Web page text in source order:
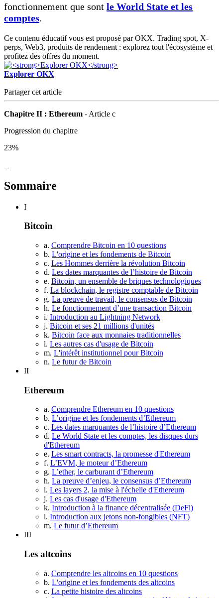
fonctionnement que sont le World State et les
comptes.
Ce contenu éducatif vous est proposé par OKX. Trading spot, X-
perps, Web3, produits de rendement : explorez tout l'écosystème et
profitez des offres du moment.
Explorer OKX
Partager cet article
Chapitre II : Ethereum - Article c
Progression du chapitre
23%
Sommaire
I
Bitcoin
a. Comprendre Bitcoin en 10 questions
b. L'origine et les fondements de Bitcoin
c. Les Hommes derrière la révolution Bitcoin
d. Les dates marquantes de l’histoire de Bitcoin
e. Bitcoin, un ensemble de briques technologiques
f. La blockchain, le registre comptable de Bitcoin
g. La preuve de travail, le consensus de Bitcoin
h. Le fonctionnement d’une transaction Bitcoin
i. Introduction au Lightning Network
j. Bitcoin et ses 21 millions d'unités
k. Bitcoin face aux monnaies traditionnelles
l. Les autres cas d'usage de Bitcoin
m. L'intérêt institutionnel pour Bitcoin
n. Le futur de Bitcoin
II
Ethereum
a. Comprendre Ethereum en 10 questions
b. L’origine et les fondements d’Ethereum
c. Les dates marquantes de l’histoire d’Ethereum
d. Le World State et les comptes, les disques durs
d'Ethereum
e. Les smart contracts, la promesse d'Ethereum
f. L’EVM, le moteur d’Ethereum
g. L’ether, le carburant d’Ethereum
h. La preuve d’enjeu, le consensus d’Ethereum
i. Les layers 2, la mise à l'échelle d'Ethereum
j. Les cas d'usage d'Ethereum
k. Introduction à la finance décentralisée (DeFi)
l. Introduction aux jetons non-fongibles (NFT)
m. Le futur d’Ethereum
III
Les altcoins
a. Comprendre les altcoins en 10 questions
b. L'origine et les fondements des altcoins
c. La petite histoire des altcoins